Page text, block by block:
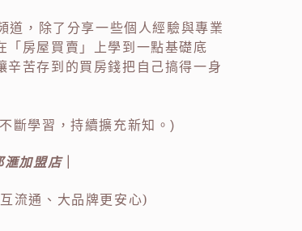
道，除了分享一些個人經驗與專業
「房屋買賣」上學到一點基礎底
辛苦存到的買房錢把自己搞得一身
斷學習，持續擴充新知。)
加盟店｜
流通、大品牌更安心)